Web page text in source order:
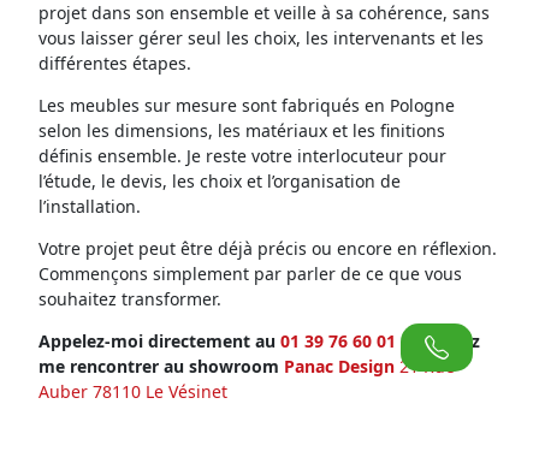
projet dans son ensemble et veille à sa cohérence, sans
vous laisser gérer seul les choix, les intervenants et les
différentes étapes.
Les meubles sur mesure sont fabriqués en Pologne
selon les dimensions, les matériaux et les finitions
définis ensemble. Je reste votre interlocuteur pour
l’étude, le devis, les choix et l’organisation de
l’installation.
Votre projet peut être déjà précis ou encore en réflexion.
Commençons simplement par parler de ce que vous
souhaitez transformer.
Appelez-moi directement au 01 39 76 60 01 ou venez
me rencontrer au showroom Panac Design 21 Rue
Auber 78110 Le Vésinet